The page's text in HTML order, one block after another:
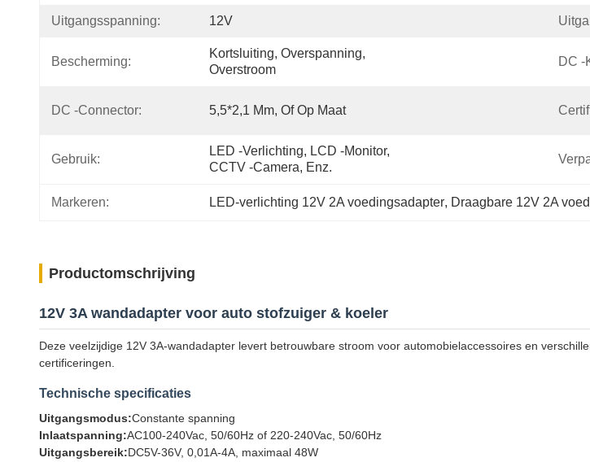
Uitgangsspanning: 12V
Bescherming:
Kortsluiting, Overspanning,
Overstroom
DC -
DC -connector: 5,5*2,1 Mm, Of Op Maat
Gebruik:
LED -verlichting, LCD -monitor,
CCTV -camera, Enz.
Markeren: LED-verlichting 12V 2A voedingsadapter, Draagbare 12V 2A
Productomschrijving
12V 3A wandadapter voor auto stofzuiger & koeler
Deze veelzijdige 12V 3A-wandadapter levert betrouwbare stroom voor automobielaccessoires en
certificeringen.
Technische specificaties
Uitgangsmodus:Constante spanning
Inlaatspanning:AC100-240Vac, 50/60Hz of 220-240Vac, 50/60Hz
Uitgangsbereik:DC5V-36V, 0,01A-4A, maximaal 48W